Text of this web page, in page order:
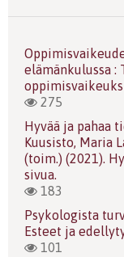
elämänkulussa :
275
Hyvää ja pahaa
Kuusisto, Maria
(toim.) (2021).
sivua.
183
Psykologista
Esteet ja
101